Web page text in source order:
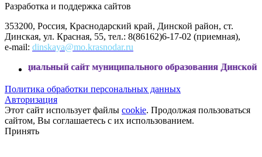
Разработка и поддержка сайтов
353200, Россия, Краснодарский край, Динской район, ст.
Динская, ул. Красная, 55, тел.: 8(86162)6-17-02 (приемная),
e-mail: dinskaya@mo.krasnodar.ru
сайт муниципального образования Динской район
Политика обработки персональных данных
Авторизация
Этот сайт использует файлы cookie. Продолжая пользоваться
сайтом, Вы соглашаетесь с их использованием.
Принять